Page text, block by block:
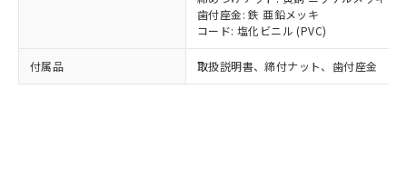
歯付座金: 鉄 亜鉛メッキ
コード: 塩化ビニル (PVC)
付属品 取扱説明書、締付ナット、歯付座金
示しないようお願いします。
マイパーツ機能（部品リスト作成サー
ビス）をご利用いただくには、I-Web
メンバーズにご登録されている必要が
あります。
部品在庫の切り替え状況などにより、予定
月が前後することがあります。
「10」：通常の使用状況下において有害物
質が外部に漏えいし、環境に深刻な影響を
及ぼさない年数を意味します。
「－」：未確認です。当社販売部門へお問
販売先および販売に係わる関係者が違
法に輸出するおそれがある場合は、取
り引きをいたしません。
受注生産機種、また在庫状況の
情報を公開していない機種